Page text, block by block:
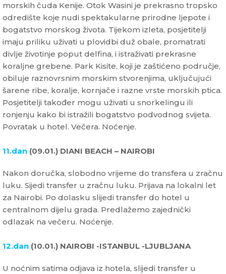
morskih čuda Kenije. Otok Wasini je prekrasno tropsko
odredište koje nudi spektakularne prirodne ljepote i
bogatstvo morskog života. Tijekom izleta, posjetitelji
imaju priliku uživati u plovidbi duž obale, promatrati
divlje životinje poput delfina, i istraživati prekrasne
koraljne grebene. Park Kisite, koji je zaštićeno područje,
obiluje raznovrsnim morskim stvorenjima, uključujući
šarene ribe, koralje, kornjače i razne vrste morskih ptica.
Posjetitelji također mogu uživati u snorkelingu ili
ronjenju kako bi istražili bogatstvo podvodnog svijeta.
Povratak u hotel. Večera. Noćenje.
11.dan (09.01.) DIANI BEACH – NAIROBI
Nakon doručka, slobodno vrijeme do transfera u zračnu
luku. Sijedi transfer u zračnu luku. Prijava na lokalni let
za Nairobi. Po dolasku slijedi transfer do hotel u
centralnom dijelu grada. Predlažemo zajednički
odlazak na večeru. Noćenje.
12.dan (10.01.) NAIROBI -ISTANBUL -LJUBLJANA
U noćnim satima odjava iz hotela, slijedi transfer u